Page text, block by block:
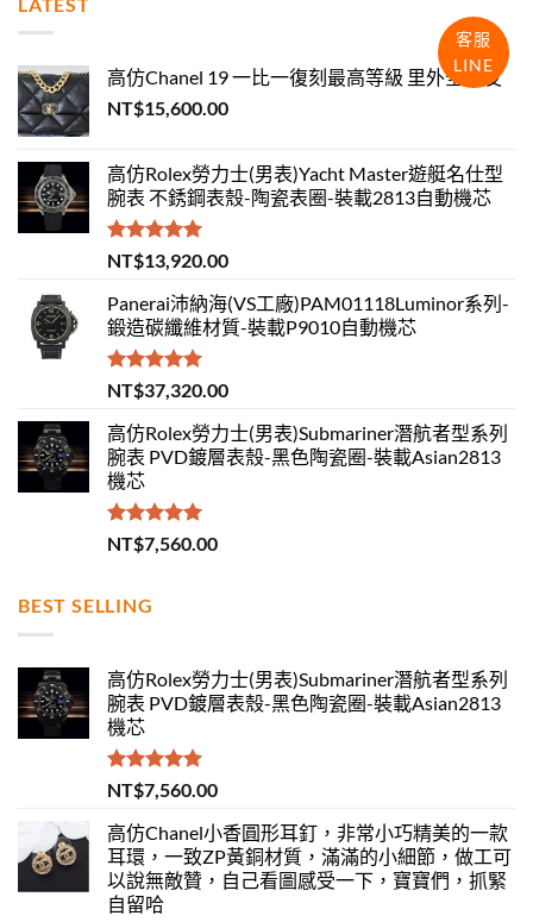
高仿Chanel 19 一比一復刻最高等級 里外全羊皮
NT$15,600.00
高仿Rolex勞力士(男表)Yacht Master遊艇名仕型
腕表 不銹鋼表殼-陶瓷表圈-裝載2813自動機芯
評分5.00
滿分 5
NT$13,920.00
Panerai沛納海(VS工廠)PAM01118Luminor系列-
鍛造碳纖維材質-裝載P9010自動機芯
評分5.00
滿分 5
NT$37,320.00
高仿Rolex勞力士(男表)Submariner潛航者型系列
腕表 PVD鍍層表殼-黑色陶瓷圈-裝載Asian2813
機芯
評分 5.00
滿分 5
NT$7,560.00
BEST SELLING
高仿Rolex勞力士(男表)Submariner潛航者型系列
腕表 PVD鍍層表殼-黑色陶瓷圈-裝載Asian2813
機芯
評分 5.00
滿分 5
NT$7,560.00
高仿Chanel小香圓形耳釘，非常小巧精美的一款
耳環，一致ZP黃銅材質，滿滿的小細節，做工可
以說無敵贊，自己看圖感受一下，寶寶們，抓緊
自留哈
客服
LINE